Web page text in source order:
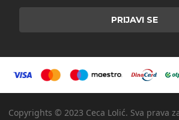
PRIJAVI SE
Copyrights © 2023 Ceca Lolić. Sva prava